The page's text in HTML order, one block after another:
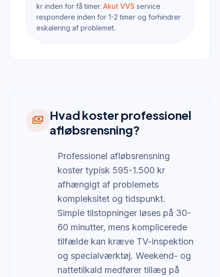
kr inden for få timer. Akut VVS service
respondere inden for 1-2 timer og forhindrer
eskalering af problemet.
payments Hvad koster professionel
afløbsrensning?
Professionel afløbsrensning
koster typisk 595-1.500 kr
afhængigt af problemets
kompleksitet og tidspunkt.
Simple tilstopninger løses på 30-
60 minutter, mens komplicerede
tilfælde kan kræve TV-inspektion
og specialværktøj. Weekend- og
nattetilkald medfører tillæg på